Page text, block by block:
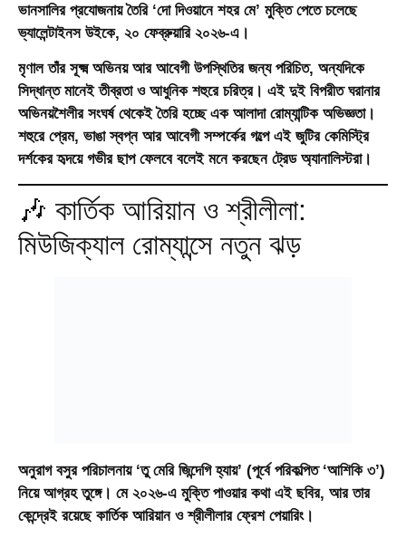
ভানসালির প্রযোজনায় তৈরি ‘দো দিওয়ানে শহর মে’ মুক্তি পেতে চলেছে
ভ্যালেন্টাইনস উইকে, ২০ ফেব্রুয়ারি ২০২৬-এ।
মৃণাল তাঁর সূক্ষ্ম অভিনয় আর আবেগী উপস্থিতির জন্য পরিচিত, অন্যদিকে
সিদ্ধান্ত মানেই তীব্রতা ও আধুনিক শহুরে চরিত্র। এই দুই বিপরীত ঘরানার
অভিনয়শৈলীর সংঘর্ষ থেকেই তৈরি হচ্ছে এক আলাদা রোম্যান্টিক অভিজ্ঞতা।
শহুরে প্রেম, ভাঙা স্বপ্ন আর আবেগী সম্পর্কের গল্পে এই জুটির কেমিস্ট্রি
দর্শকের হৃদয়ে গভীর ছাপ ফেলবে বলেই মনে করছেন ট্রেড অ্যানালিস্টরা।
🎶 কার্তিক আরিয়ান ও শ্রীলীলা:
মিউজিক্যাল রোম্যান্সে নতুন ঝড়
অনুরাগ বসুর পরিচালনায় ‘তু মেরি জিন্দেগি হ্যায়’ (পূর্বে পরিকল্পিত ‘আশিকি ৩’)
নিয়ে আগ্রহ তুঙ্গে। মে ২০২৬-এ মুক্তি পাওয়ার কথা এই ছবির, আর তার
কেন্দ্রেই রয়েছে কার্তিক আরিয়ান ও শ্রীলীলার ফ্রেশ পেয়ারিং।